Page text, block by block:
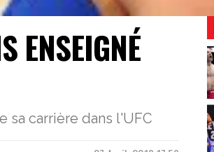
ENSEIGNÉ
sa carrière dans l'UFC